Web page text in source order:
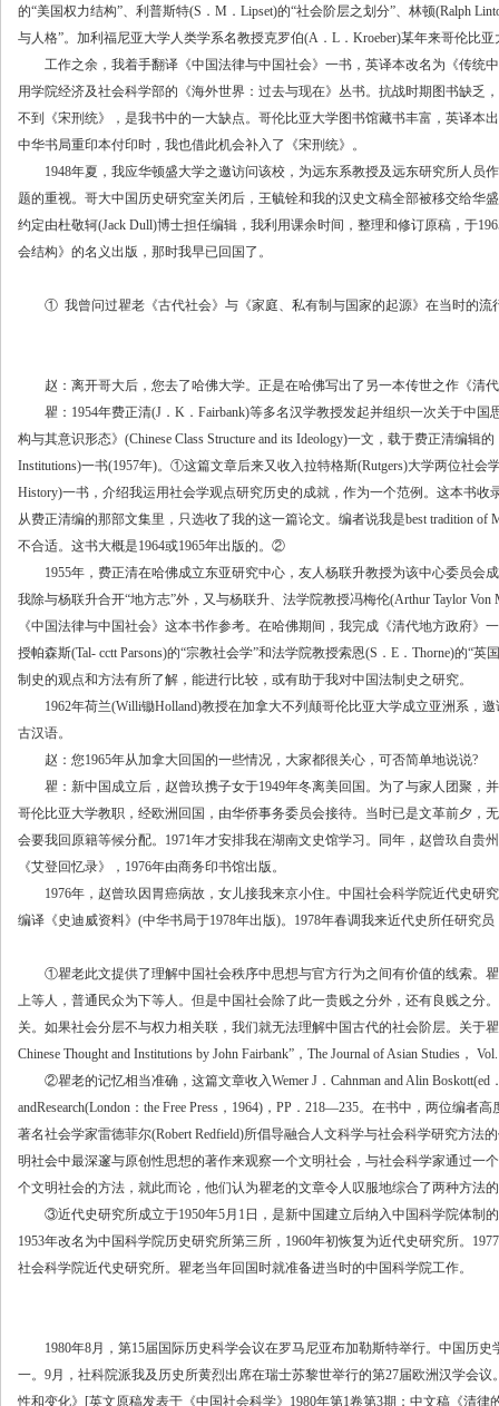
的“美国权力结构”、利普斯特(S．M．Lipset)的“社会阶层之划分”、林顿(Ralph
与人格”。加利福尼亚大学人类学系名教授克罗伯(A．L．Kroeber)某年来哥伦比
工作之余，我着手翻译《中国法律与中国社会》一书，英译本改名为《传统
用学院经济及社会科学部的《海外世界：过去与现在》丛书。抗战时期图书缺乏
不到《宋刑统》，是我书中的一大缺点。哥伦比亚大学图书馆藏书丰富，英译本
中华书局重印本付印时，我也借此机会补入了《宋刑统》。
1948年夏，我应华顿盛大学之邀访问该校，为远东系教授及远东研究所人员
题的重视。哥大中国历史研究室关闭后，王毓铨和我的汉史文稿全部被移交给华
约定由杜敬轲(Jack Dull)博士担任编辑，我利用课余时间，整理和修订原稿，于
会结构》的名义出版，那时我早已回国了。
① 我曾问过瞿老《古代社会》与《家庭、私有制与国家的起源》在当时的流
赵：离开哥大后，您去了哈佛大学。正是在哈佛写出了另一本传世之作《清
瞿：1954年费正清(J．K．Fairbank)等多名汉学教授发起并组织一次关于中国
构与其意识形态》(Chinese Class Structure and its Ideology)一文，载于费正清编辑
Institutions)一书(1957年)。①这篇文章后来又收入拉特格斯(Rutgers)大学两位社会
History)一书，介绍我运用社会学观点研究历史的成就，作为一个范例。这本书
从费正清编的那部文集里，只选收了我的这一篇论文。编者说我是best tradition of
不合适。这书大概是1964或1965年出版的。②
1955年，费正清在哈佛成立东亚研究中心，友人杨联升教授为该中心委员会
我除与杨联升合开“地方志”外，又与杨联升、法学院教授冯梅伦(Arthur Taylor Von
《中国法律与中国社会》这本书作参考。在哈佛期间，我完成《清代地方政府》
授帕森斯(Tal- cctt Parsons)的“宗教社会学”和法学院教授索恩(S．E．Thorne)的“
制史的观点和方法有所了解，能进行比较，或有助于我对中国法制史之研究。
1962年荷兰(Willi锄Holland)教授在加拿大不列颠哥伦比亚大学成立亚洲系，邀
古汉语。
赵：您1965年从加拿大回国的一些情况，大家都很关心，可否简单地说说?
瞿：新中国成立后，赵曾玖携子女于1949年冬离美回国。为了与家人团聚，
哥伦比亚大学教职，经欧洲回国，由华侨事务委员会接待。当时已是文革前夕，
会要我回原籍等候分配。1971年才安排我在湖南文史馆学习。同年，赵曾玖自贵
《艾登回忆录》，1976年由商务印书馆出版。
1976年，赵曾玖因胃癌病故，女儿接我来京小住。中国社会科学院近代史研
编译《史迪威资料》(中华书局于1978年出版)。1978年春调我来近代史所任研究
①瞿老此文提供了理解中国社会秩序中思想与官方行为之间有价值的线索。瞿
上等人，普通民众为下等人。但是中国社会除了此一贵贱之分外，还有良贱之分
关。如果社会分层不与权力相关联，我们就无法理解中国古代的社会阶层。关于瞿
Chinese Thought and Institutions by John Fairbank”，The Journal of Asian Studies，
②瞿老的记忆相当准确，这篇文章收入Wemer J．Cahnman and Alin Boskott(ed
andResearch(London：the Free Press，1964)，PP．218—235。在书中，两位编
著名社会学家雷德菲尔(Robert Redfield)所倡导融合人文科学与社会科学研究方法
明社会中最深邃与原创性思想的著作来观察一个文明社会，与社会科学家通过一
个文明社会的方法，就此而论，他们认为瞿老的文章令人叹服地综合了两种方法
③近代史研究所成立于1950年5月1日，是新中国建立后纳入中国科学院体制
1953年改名为中国科学院历史研究所第三所，1960年初恢复为近代史研究所。
社会科学院近代史研究所。瞿老当年回国时就准备进当时的中国科学院工作。
1980年8月，第15届国际历史科学会议在罗马尼亚布加勒斯特举行。中国历史
一。9月，社科院派我及历史所黄烈出席在瑞士苏黎世举行的第27届欧洲汉学会
性和变化》[英文原稿发表于《中国社会科学》1980年第1卷第3期；中文稿《清律